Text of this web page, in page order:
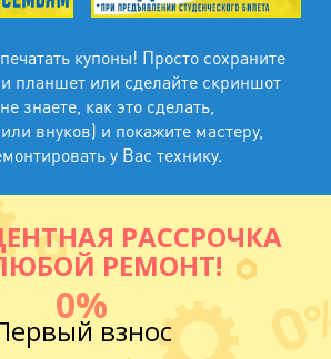
купоны! Просто сохраните
планшет или сделайте скриншот
знаете, как это сделать,
внуков) и покажите мастеру,
у Вас технику.
РАССРОЧКА
РЕМОНТ!
0%
взнос